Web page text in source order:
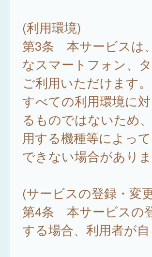
(利用環境)
第3条 本サービスは
なスマートフォン、
ご利用いただけます
すべての利用環境に
るものではないため
用する機種等によっ
できない場合がありま
(サービスの登録・変
第4条 本サービスの
する場合、利用者が